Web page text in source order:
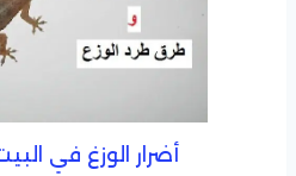
أضرار الوزغ في